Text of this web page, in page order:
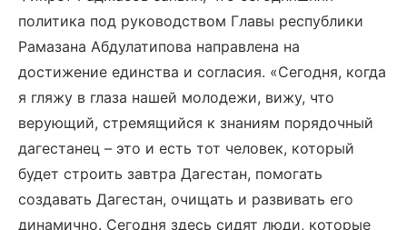
политика под руководством Главы республики
Рамазана Абдулатипова направлена на
достижение единства и согласия. «Сегодня, когда
я гляжу в глаза нашей молодежи, вижу, что
верующий, стремящийся к знаниям порядочный
дагестанец – это и есть тот человек, который
будет строить завтра Дагестан, помогать
создавать Дагестан, очищать и развивать его
динамично. Сегодня здесь сидят люди, которые